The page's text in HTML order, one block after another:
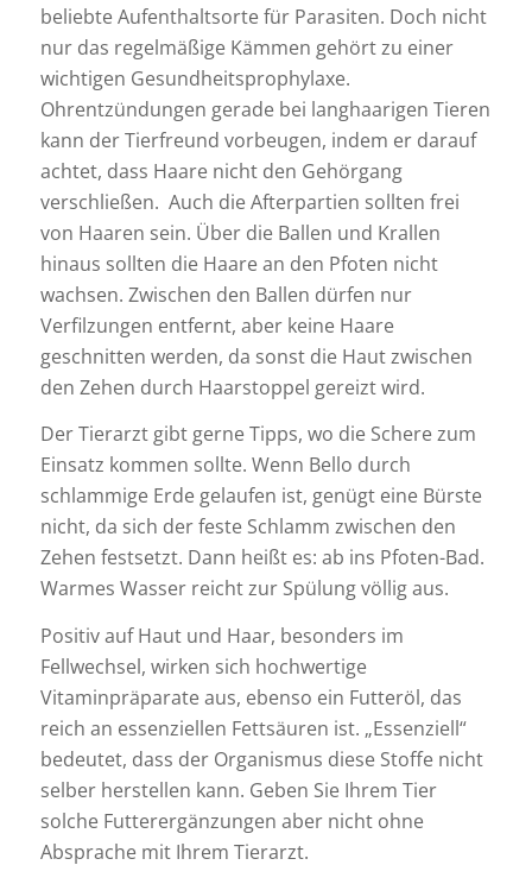
beliebte Aufenthaltsorte für Parasiten. Doch nicht
nur das regelmäßige Kämmen gehört zu einer
wichtigen Gesundheitsprophylaxe.
Ohrentzündungen gerade bei langhaarigen Tieren
kann der Tierfreund vorbeugen, indem er darauf
achtet, dass Haare nicht den Gehörgang
verschließen. Auch die Afterpartien sollten frei
von Haaren sein. Über die Ballen und Krallen
hinaus sollten die Haare an den Pfoten nicht
wachsen. Zwischen den Ballen dürfen nur
Verfilzungen entfernt, aber keine Haare
geschnitten werden, da sonst die Haut zwischen
den Zehen durch Haarstoppel gereizt wird.
Der Tierarzt gibt gerne Tipps, wo die Schere zum
Einsatz kommen sollte. Wenn Bello durch
schlammige Erde gelaufen ist, genügt eine Bürste
nicht, da sich der feste Schlamm zwischen den
Zehen festsetzt. Dann heißt es: ab ins Pfoten-Bad.
Warmes Wasser reicht zur Spülung völlig aus.
Positiv auf Haut und Haar, besonders im
Fellwechsel, wirken sich hochwertige
Vitaminpräparate aus, ebenso ein Futteröl, das
reich an essenziellen Fettsäuren ist. „Essenziell“
bedeutet, dass der Organismus diese Stoffe nicht
selber herstellen kann. Geben Sie Ihrem Tier
solche Futterergänzungen aber nicht ohne
Absprache mit Ihrem Tierarzt.